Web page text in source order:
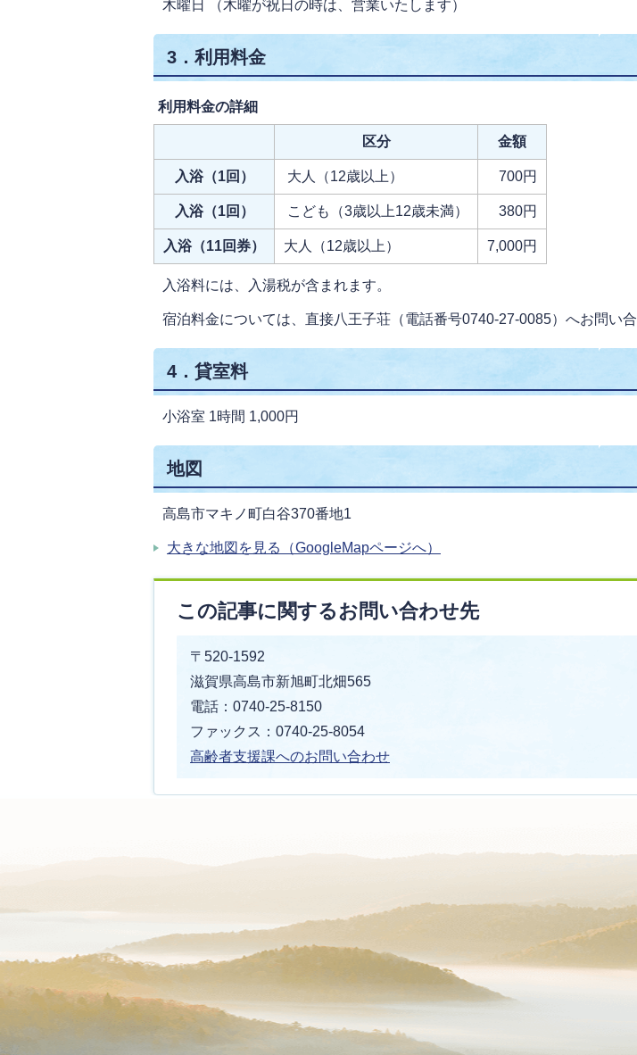
木曜日 （木曜が祝日の時は、営業いたします）
3．利用料金
利用料金の詳細
区分 金額
入浴（1回） 大人（12歳以上） 700円
入浴（1回） こども（3歳以上12歳未満） 380円
入浴（11回券） 大人（12歳以上） 7,000円
入浴料には、入湯税が含まれます。
宿泊料金については、直接八王子荘（電話番号0740-27-0085）へお問い合
4．貸室料
小浴室 1時間 1,000円
地図
高島市マキノ町白谷370番地1
大きな地図を見る（GoogleMapページへ）
この記事に関するお問い合わせ先
〒520-1592
滋賀県高島市新旭町北畑565
電話：0740-25-8150
ファックス：0740-25-8054
高齢者支援課へのお問い合わせ